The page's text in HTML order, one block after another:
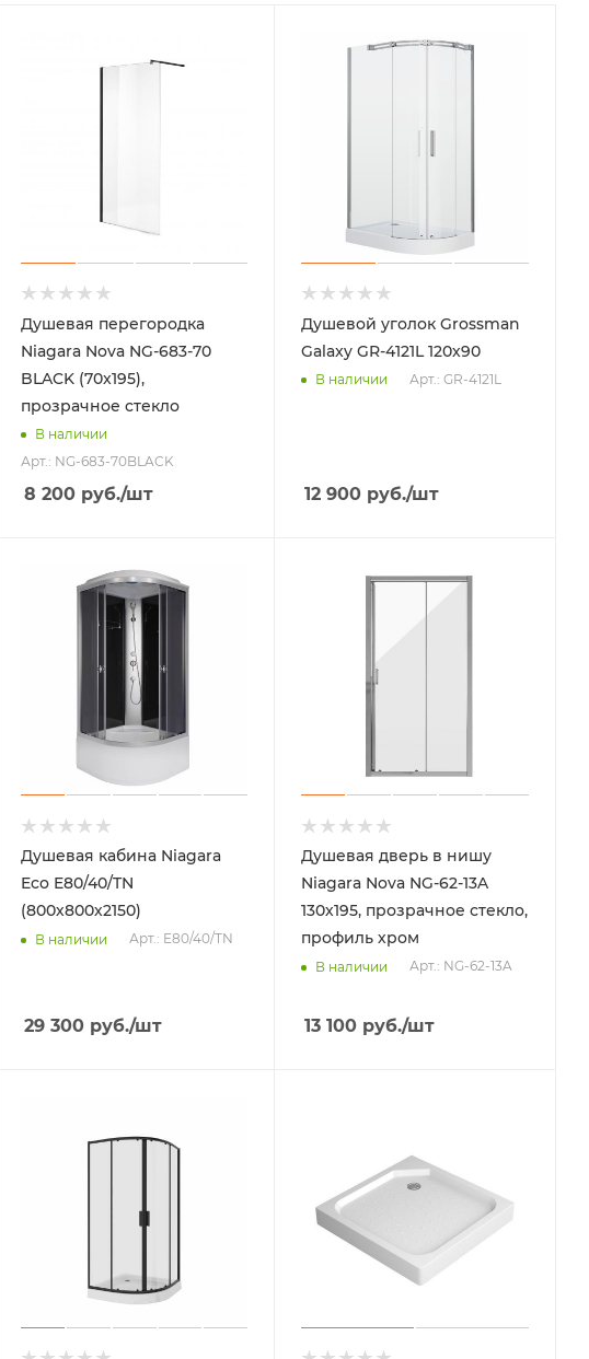
Душевая перегородка
Niagara Nova NG-683-70
BLACK (70x195),
прозрачное стекло
В наличии
Арт.: NG-683-70BLACK
8 200руб./шт
Душевой уголок Grossman
Galaxy GR-4121L 120х90
В наличии Арт.: GR-4121L
12 900 руб./шт
Душевая кабина Niagara
Eco E80/40/TN
(800х800х2150)
В наличии Арт.: E80/40/TN
29 300руб./шт
Душевая дверь в нишу
Niagara Nova NG-62-13A
130х195, прозрачное стекло,
профиль хром
В наличии Арт.: NG-62-13A
13 100 руб./шт